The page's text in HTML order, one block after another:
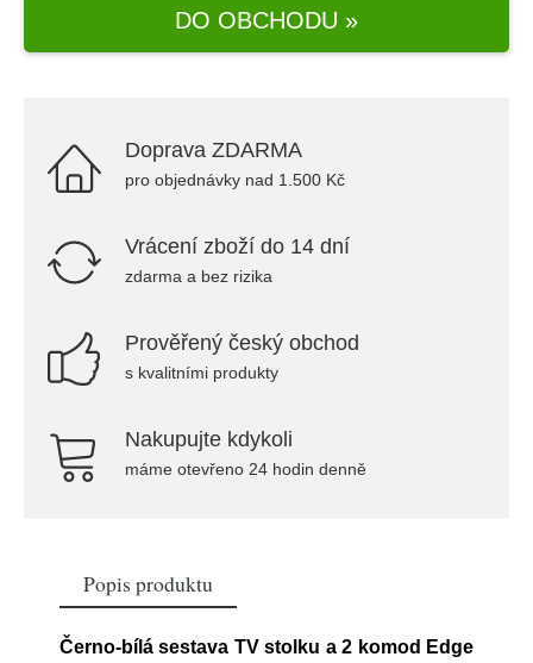
DO OBCHODU »
Doprava ZDARMA
pro objednávky nad 1.500 Kč
Vrácení zboží do 14 dní
zdarma a bez rizika
Prověřený český obchod
s kvalitními produkty
Nakupujte kdykoli
máme otevřeno 24 hodin denně
Popis produktu
Černo-bílá sestava TV stolku a 2 komod Edge